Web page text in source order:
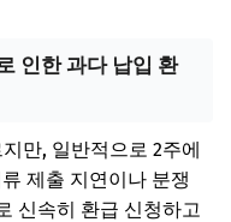
인한 과다 납입 환
만, 일반적으로 2주에
제출 지연이나 분쟁
신속히 환급 신청하고